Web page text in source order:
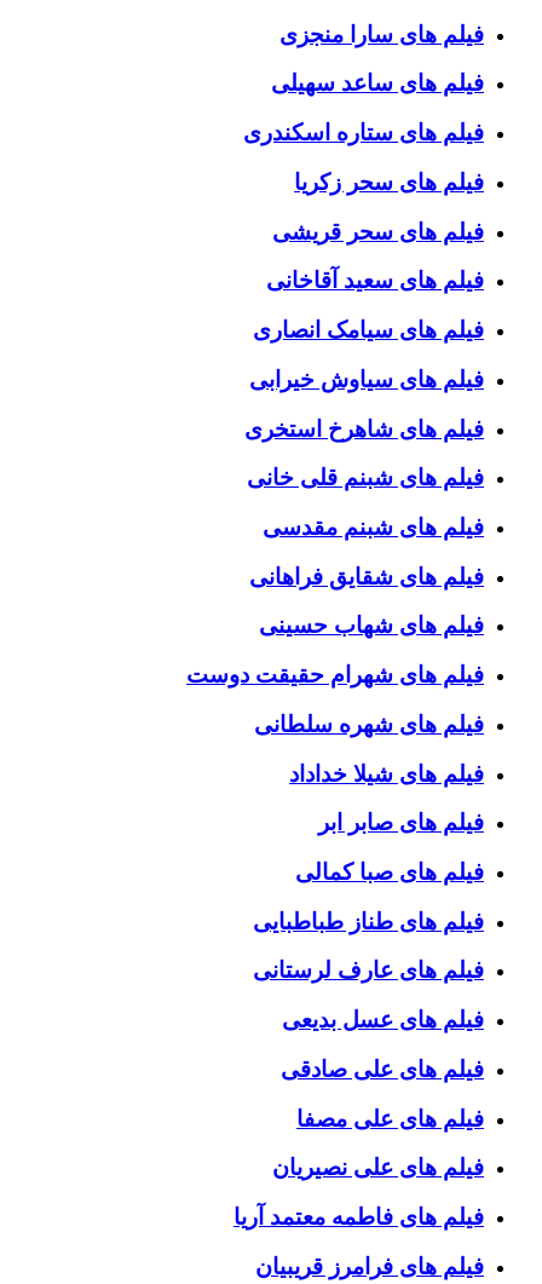
فیلم های سارا منجزی
فیلم های ساعد سهیلی
فیلم های ستاره اسکندری
فیلم های سحر زکریا
فیلم های سحر قریشی
فیلم های سعید آقاخانی
فیلم های سیامک انصاری
فیلم های سیاوش خیرابی
فیلم های شاهرخ استخری
فیلم های شبنم قلی خانی
فیلم های شبنم مقدسی
فیلم های شقایق فراهانی
فیلم های شهاب حسینی
فیلم های شهرام حقیقت دوست
فیلم های شهره سلطانی
فیلم های شیلا خداداد
فیلم های صابر ابر
فیلم های صبا کمالی
فیلم های طناز طباطبایی
فیلم های عارف لرستانی
فیلم های عسل بدیعی
فیلم های علی صادقی
فیلم های علی مصفا
فیلم های علی نصیریان
فیلم های فاطمه معتمد آریا
فیلم های فرامرز قریبیان